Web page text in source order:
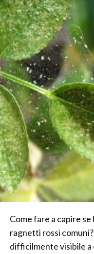
Come fare a capire
ragnetti rossi
difficilmente visibile a